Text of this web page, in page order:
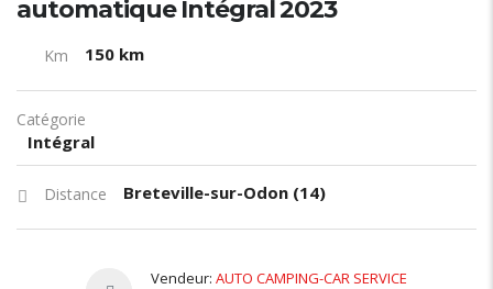
automatique Intégral 2023
Km 150 km
Catégorie
Intégral
Distance Breteville-sur-Odon (14)
Vendeur: AUTO CAMPING-CAR SERVICE